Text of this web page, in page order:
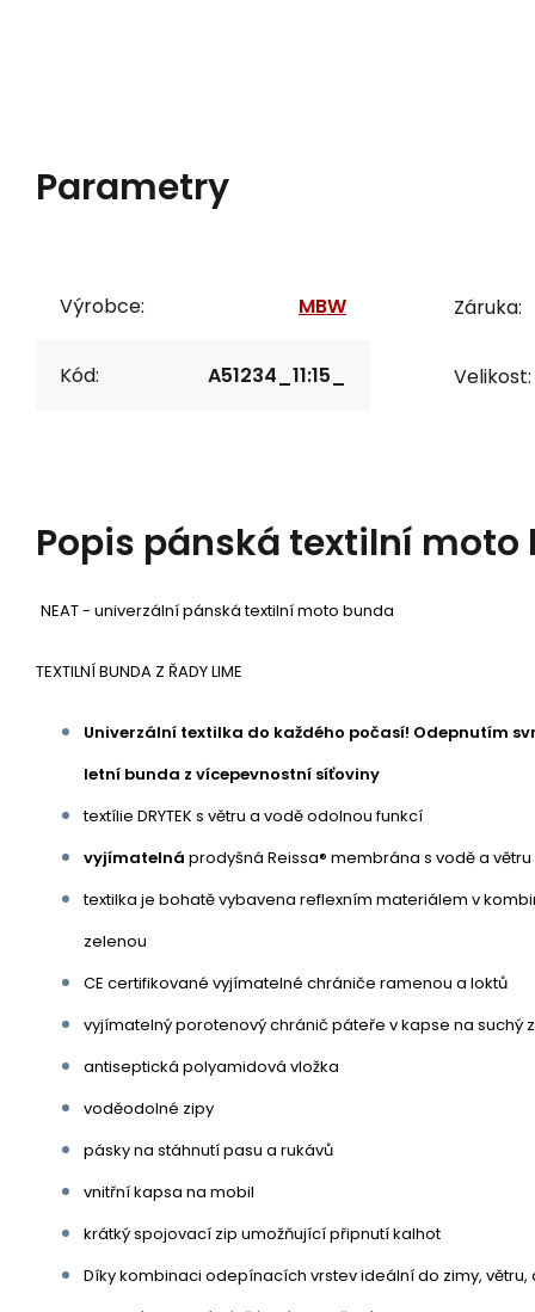
Parametry
Výrobce: MBW
Kód: A51234_11:15_
Záruka:
Velikost:
Popis pánská textilní moto
NEAT - univerzální pánská textilní moto bunda
TEXTILNÍ BUNDA Z ŘADY LIME
Univerzální textilka do každého počasí! Odepnutím
letní bunda z vícepevnostní síťoviny
textílie DRYTEK s větru a vodě odolnou funkcí
vyjímatelná prodyšná Reissa® membrána s vodě a
textilka je bohatě vybavena reflexním materiálem v
zelenou
CE certifikované vyjímatelné chrániče ramenou a loktů
vyjímatelný porotenový chránič páteře v kapse na suchý
antiseptická polyamidová vložka
voděodolné zipy
pásky na stáhnutí pasu a rukávů
vnitřní kapsa na mobil
krátký spojovací zip umožňující připnutí kalhot
Díky kombinaci odepínacích vrstev ideální do zimy, větru,